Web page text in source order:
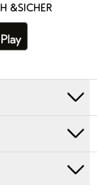
&SICHER